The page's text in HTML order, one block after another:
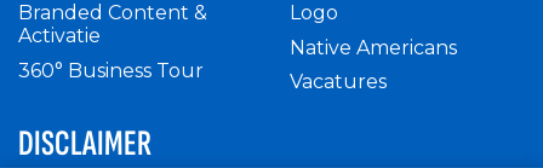
Branded Content &
Activatie
360° Business Tour
Logo
Native Americans
Vacatures
DISCLAIMER